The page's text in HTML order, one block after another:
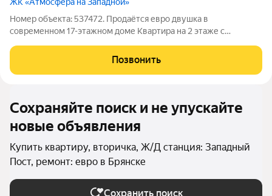
Номер объекта: 537472. Продаётся евро двушка в
современном 17-этажном доме Квартира на 2 этаже с
территория с собственной парковкой безопасность и удобство
на первом месте. Спортивная площадка
Позвонить
Сохраняйте поиск и не упускайте
новые объявления
Купить квартиру, вторичка, Ж/Д станция: Западный
Пост, ремонт: евро в Брянске
Сохранить поиск